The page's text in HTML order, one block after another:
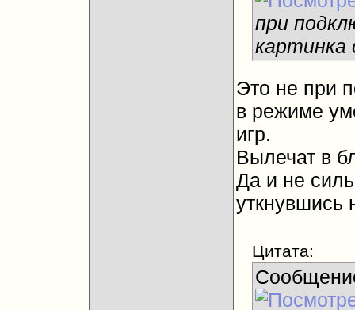
при
Это не при
в режиме
игр.
Вылечат в
Да и не
уткнувшись
Цитата: